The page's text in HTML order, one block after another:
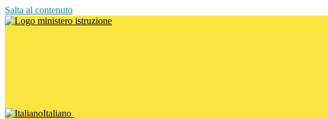
Salta al contenuto
Italiano